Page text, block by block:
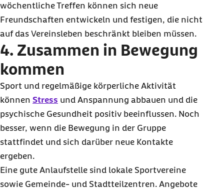
wöchentliche Treffen können sich neue
Freundschaften entwickeln und festigen, die nicht
auf das Vereinsleben beschränkt bleiben müssen.
4. Zusammen in Bewegung
kommen
Sport und regelmäßige körperliche Aktivität
können Stress und Anspannung abbauen und die
psychische Gesundheit positiv beeinflussen. Noch
besser, wenn die Bewegung in der Gruppe
stattfindet und sich darüber neue Kontakte
ergeben.
Eine gute Anlaufstelle sind lokale Sportvereine
sowie Gemeinde- und Stadtteilzentren. Angebote